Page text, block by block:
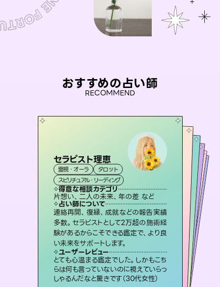
おすすめの占い師
RECOMMEND
セラピスト理恵
霊視・オーラ
タロット
スピリチュアル・リーディング
得意な相談カテゴリ
片想い、二人の未来、年の差 など
占い師について
連絡再開、復縁、成就などの報告実績
多数。セラピストとして2万超の施術経
験があるからこそできる鑑定で、より良
い未来をサポートします。
ユーザーレビュー
とても心温まる鑑定でした。しかもこち
らは何も言っていないのに視えていらっ
しゃるんだなと驚きです（30代女性）
おう 霊感オラクル
霊視・オーラ
オラクルカード
得意な相談カテゴリ
恋愛総合、あの人の気持ち など
占い師について
霊視×オラクルカードを使って「今」と
「未来」そして「気になるあの人の気持
ち」まで丁寧に読み解き、恋や人生のヒ
ントを優しく引き出します。
ユーザーレビュー
不安な気持ちが嘘みたいに晴れまし
た…！よく視えていらっしゃるんだなと
感じました（40代 女性）
彗望（すいぼう
霊視・オーラ
スピリチュアル・リーディング
得意な相談カテゴリ
片想い、あの人の気持ち、復縁 など
占い師について
3,700年以上の歴史を持つ東洋最古の
占術「易占」で詳細まで占い、幸せへ向
かう道筋を示します。厳しい結果にも具
体的な対策をお伝えします。
ユーザーレビュー
複雑な背景もしっかり聞いて鑑定して
いただけました。気持ちが楽になりまし
た（50代 女性）
アイリス -iris-
西洋占星術
ルーン
得意な相談カテゴリ
恋愛総合、片想い、二人の未来 など
占い師について
復縁、恋愛、不倫の行方、同性愛や片思い、仕事関係や借金問題まで知りたいことや心の負担になっていることを紐解き、背中をそっと押して導きます。
ユーザーレビュー
安心感のあり、言い切ってくれる所や濁
さない鑑定のおかげで、毎回自分の気
持ちを整えられます（30代 男性）
桃源珠羽
霊視・オーラ
スピリチュアル・リーディング
得意な相談カテゴリ
片想い、あの人の気持ち、復縁 など
占い師について
恋愛のお悩みの中でも特に「曖昧な関
係」の相談を得意としており、友達以上
恋人未満なお相手との今後や本音を丁
寧に読み解き恋愛成就へと導きます。
ユーザーレビュー
鑑定していただいてアドバイス通りに行
動すると仲が復活してきました。ありが
とうございました（40代 女性）
未来視師＊花
霊視・オーラ 心理学
スピリチュアル・リーディング
得意な相談カテゴリ
出逢い、片想い、復縁 など
占い師について
未来には何パターンもの選択肢があり
ます。不安で視えにくくなっているあな
たの素敵な未来を見つけ、その未来を
選択できるようアドバイスします。
ユーザーレビュー
職場の人の性質や人間関係、本心など
本当によく視えていてびっくり。対策が
打てて前向きになれます（40代）